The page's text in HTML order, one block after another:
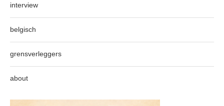
interview
belgisch
grensverleggers
about